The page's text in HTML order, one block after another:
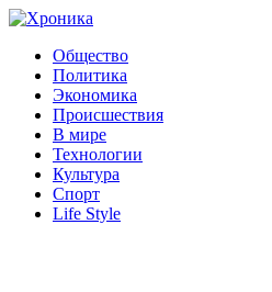
Общество
Политика
Экономика
Происшествия
В мире
Технологии
Культура
Спорт
Life Style